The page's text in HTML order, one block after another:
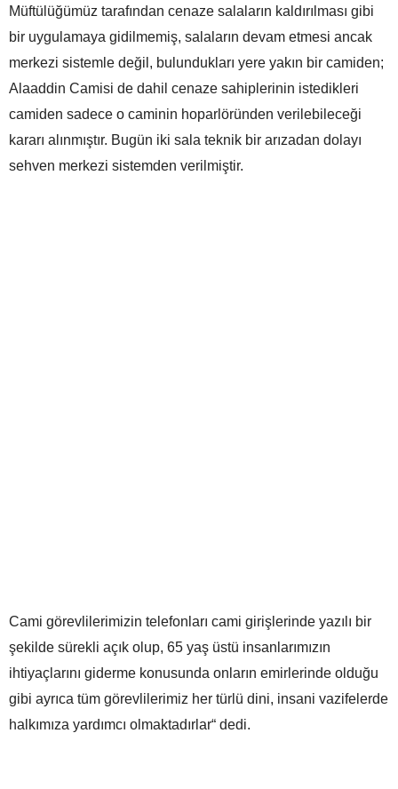
Müftülüğümüz tarafından cenaze salaların kaldırılması gibi
bir uygulamaya gidilmemiş, salaların devam etmesi ancak
merkezi sistemle değil, bulundukları yere yakın bir camiden;
Alaaddin Camisi de dahil cenaze sahiplerinin istedikleri
camiden sadece o caminin hoparlöründen verilebileceği
kararı alınmıştır. Bugün iki sala teknik bir arızadan dolayı
sehven merkezi sistemden verilmiştir.
Cami görevlilerimizin telefonları cami girişlerinde yazılı bir
şekilde sürekli açık olup, 65 yaş üstü insanlarımızın
ihtiyaçlarını giderme konusunda onların emirlerinde olduğu
gibi ayrıca tüm görevlilerimiz her türlü dini, insani vazifelerde
halkımıza yardımcı olmaktadırlar“ dedi.